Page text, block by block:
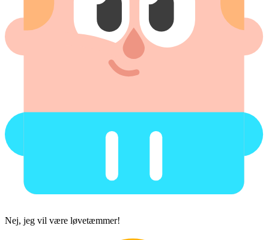
Nej, jeg vil være løvetæmmer!